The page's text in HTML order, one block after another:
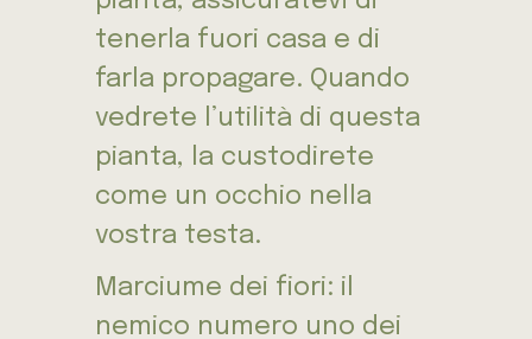
tenerla fuori casa e di
farla propagare. Quando
vedrete l’utilità di questa
pianta, la custodirete
come un occhio nella
vostra testa.
Marciume dei fiori: il
nemico numero uno dei